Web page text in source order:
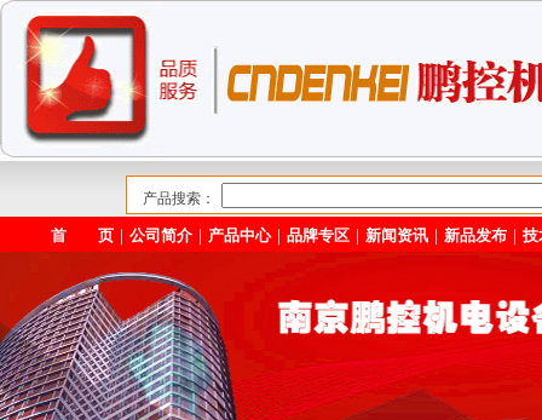
产品搜索：
首 页 ｜公司简介 ｜ 产品中心｜品牌专区 ｜新闻资讯 ｜新品发布 ｜技